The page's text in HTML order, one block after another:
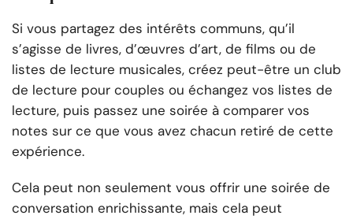
Si vous partagez des intérêts communs, qu’il
s’agisse de livres, d’œuvres d’art, de films ou de
listes de lecture musicales, créez peut-être un club
de lecture pour couples ou échangez vos listes de
lecture, puis passez une soirée à comparer vos
notes sur ce que vous avez chacun retiré de cette
expérience.
Cela peut non seulement vous offrir une soirée de
conversation enrichissante, mais cela peut